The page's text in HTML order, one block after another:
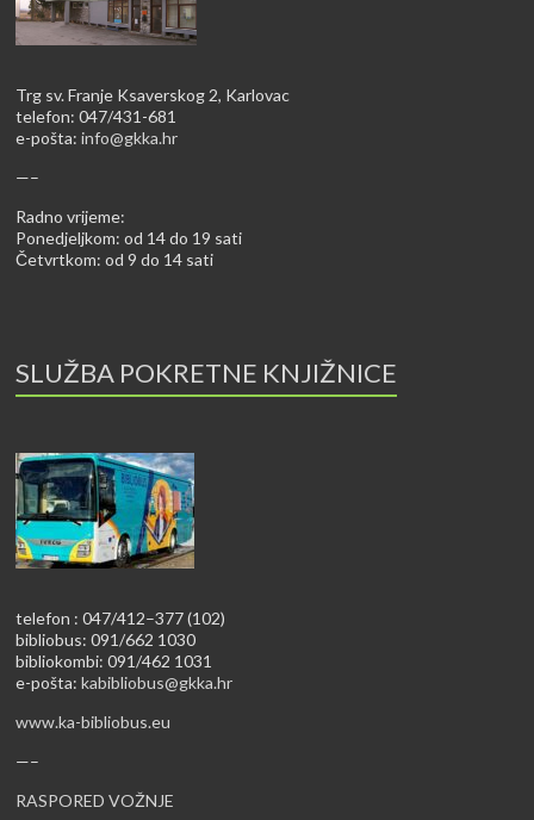
Trg sv. Franje Ksaverskog 2, Karlovac
telefon: 047/431-681
e-pošta:info@gkka.hr
—–
Radno vrijeme:
Ponedjeljkom: od 14 do 19 sati
Četvrtkom: od 9 do 14 sati
SLUŽBA POKRETNE KNJIŽNICE
telefon : 047/412–377 (102)
bibliobus: 091/662 1030
bibliokombi: 091/462 1031
e-pošta:kabibliobus@gkka.hr
www.ka-bibliobus.eu
—–
RASPORED VOŽNJE